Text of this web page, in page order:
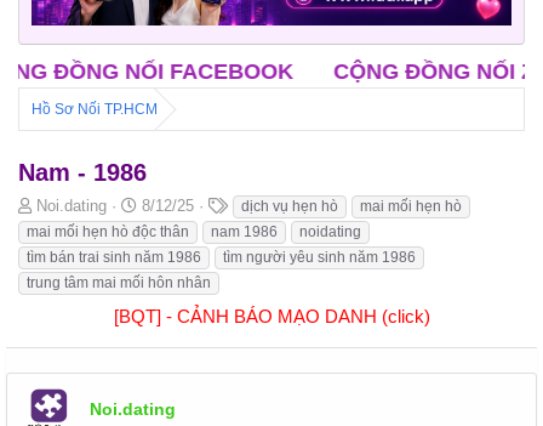
NỐI FACEBOOK CỘNG ĐỒNG NỐI ZALO
Hồ Sơ Nối TP.HCM
Nam - 1986
B
ắ
t
đ
ầ
Noi.dating
N
g
à
y
b
ắ
ầ
u
8/12/25
T
h
ẻ
dịch vụ hẹn hò
mai mối hẹn hò
mai mối hẹn hò độc thân
nam 1986
noidating
tìm bán trai sinh năm 1986
tìm người yêu sinh năm 1986
trung tâm mai mối hôn nhân
[BQT] - CẢNH BÁO MẠO DANH (click)
Noi.dating